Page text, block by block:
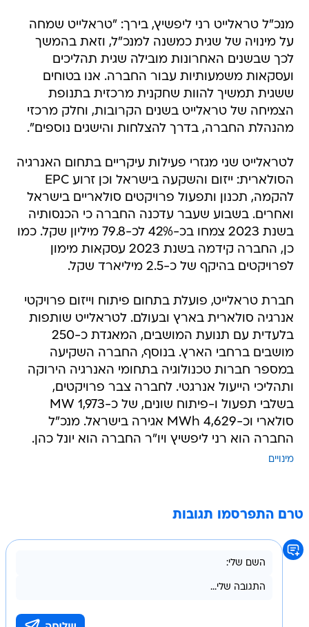
מנכ"ל טראלייט רני ליפשיץ, בירך: "טראלייט שמחה
על מינויה של שגית כמשנה למנכ"ל, וזאת בהמשך
לכך שבשנים האחרונות מובילה שגית תהליכים
ועסקאות משמעותיות עבור החברה. אנו בטוחים
ששגית תמשיך להוות שחקנית מרכזית בתנופת
הצמיחה של טראלייט בשנים הקרובות, וחלק מרכזי
מהנהלת החברה, בדרך להצלחות והישגים נוספים".
לטראלייט שני מגזרי פעילות עיקריים בתחום האנרגיה
הסולארית: ייזום והשקעה בישראל וכן זרוע EPC
להקמה, תכנון ותפעול פרויקטים סולאריים בישראל
ואחרים. בשבוע שעבר עדכנה החברה כי הכנסותיה
בשנת 2023 צמחו בכ-42% לכ-79.8 מיליון שקל. כמו
כן, החברה קידמה בשנת 2023 עסקאות מימון
לפרויקטים בהיקף של כ-2.5 מיליארד שקל.
חברת טראלייט, פועלת בתחום פיתוח וייזום פרויקטי
אנרגיה סולארית בארץ ובעולם. לטראלייט שותפות
בלעדית עם תנועת המושבים, המאגדת כ-250
מושבים ברחבי הארץ. בנוסף, החברה השקיעה
במספר חברות טכנולוגיה בתחומי האנרגיה הירוקה
ותהליכי הייעול אנרגטי. לחברה צבר פרויקטים,
בשלבי תפעול ו-פיתוח שונים, של כ-1,973 MW
סולארי וכ-4,629 MWh אגירה בישראל. מנכ"ל
החברה הוא רני ליפשיץ ויו"ר החברה הוא יונל כהן.
מינויים
טרם התפרסמו תגובות